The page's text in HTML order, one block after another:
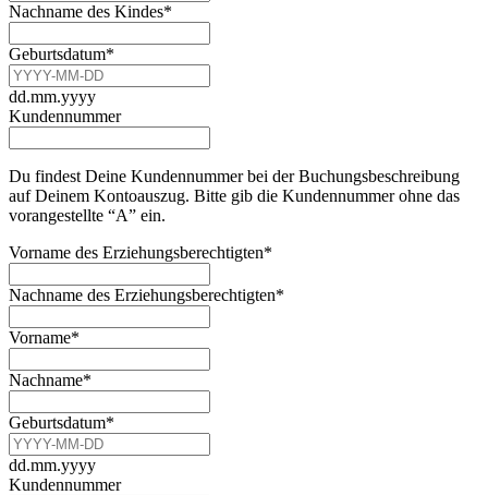
Nachname des Kindes*
Geburtsdatum*
dd.mm.yyyy
Kundennummer
Du findest Deine Kundennummer bei der Buchungsbeschreibung
auf Deinem Kontoauszug. Bitte gib die Kundennummer ohne das
vorangestellte “A” ein.
Vorname des Erziehungsberechtigten*
Nachname des Erziehungsberechtigten*
Vorname*
Nachname*
Geburtsdatum*
dd.mm.yyyy
Kundennummer